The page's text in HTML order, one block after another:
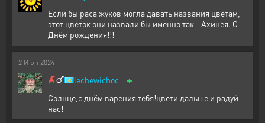
Если бы раса жуков могла давать названия цветам,
этот цветок они назвали бы именно так - Ахинея. С
Днём рождения!!!
2 Июн 2024
lechewichoc +
Солнце,с днём варения тебя!цвети дальше и радуй
нас!